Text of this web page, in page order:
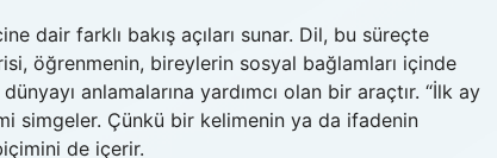
dair farklı bakış açıları sunar. Dil, bu süreçte
öğrenmenin, bireylerin sosyal bağlamları içinde
anlamalarına yardımcı olan bir araçtır. “İlk ay
simgeler. Çünkü bir kelimenin ya da ifadenin
de içerir.